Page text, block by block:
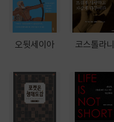
오뒷세이아 코스톨라니